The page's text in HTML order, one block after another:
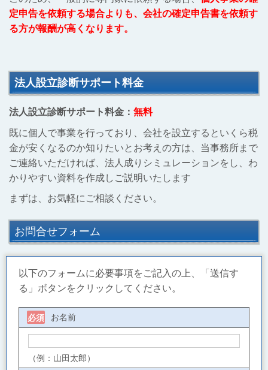
定申告を依頼する場合よりも、会社の確定申告書を依頼す
る方が報酬が高くなります。
法人設立診断サポート料金
法人設立診断サポート料金： 無料
既に個人で事業を行っており、会社を設立するといくら税
金が安くなるのか知りたいとお考えの方は、当事務所まで
ご連絡いただければ、法人成りシミュレーションをし、わ
かりやすい資料を作成しご説明いたします
まずは、お気軽にご相談ください。
お問合せフォーム
以下のフォームに必要事項をご記入の上、「送信す
る」ボタンをクリックしてください。
お名前
必須
（例：山田太郎）